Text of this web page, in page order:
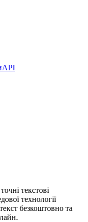
API
текстові
технології
безкоштовно та